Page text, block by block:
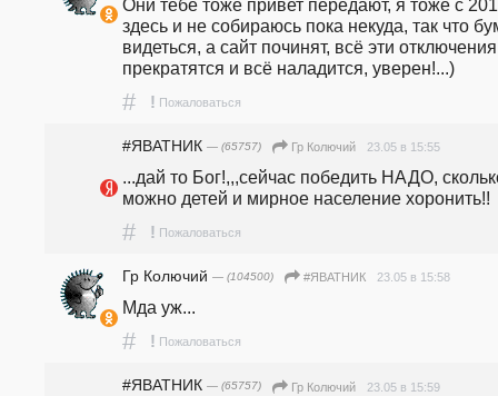
Они тебе тоже привет передают, я тоже с
здесь и не собираюсь пока некуда, так что
видеться, а сайт починят, всё эти отключения
прекратятся и всё наладится, уверен!...)
# ! Пожаловаться
#ЯВАТНИК — (65757) Гр Колючий 23.05 в 15:55
...дай то Бог!,,,сейчас победить НАДО,
можно детей и мирное население хоронить!!
# ! Пожаловаться
Гр Колючий — (104500) #ЯВАТНИК 23.05 в 15:58
Мда уж...
# ! Пожаловаться
#ЯВАТНИК — (65757) Гр Колючий 23.05 в 15:59